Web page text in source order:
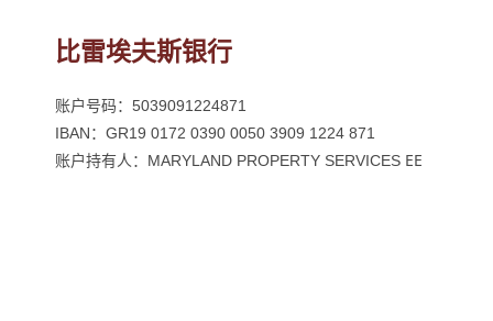
比雷埃夫斯银行
账户号码：5039091224871
IBAN：GR19 0172 0390 0050 3909 1224 871
账户持有人：MARYLAND PROPERTY SERVICES ΕΕ